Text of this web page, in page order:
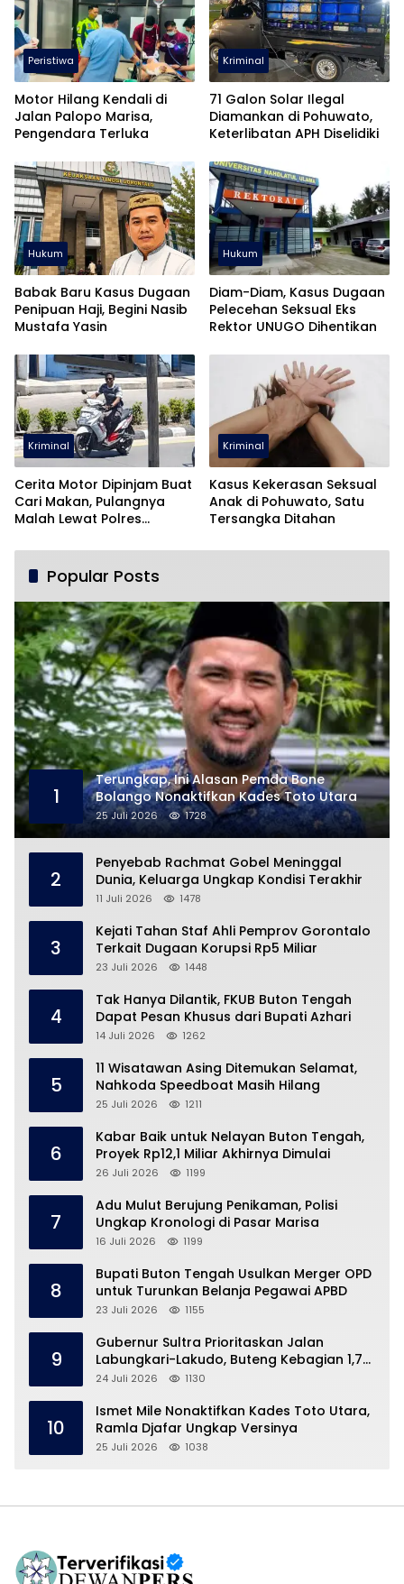
Peristiwa
Motor Hilang Kendali di
Jalan Palopo Marisa,
Pengendara Terluka
Kriminal
71 Galon Solar Ilegal
Diamankan di Pohuwato,
Keterlibatan APH Diselidiki
Hukum
Babak Baru Kasus Dugaan
Penipuan Haji, Begini Nasib
Mustafa Yasin
Hukum
Diam-Diam, Kasus Dugaan
Pelecehan Seksual Eks
Rektor UNUGO Dihentikan
Kriminal
Cerita Motor Dipinjam Buat
Cari Makan, Pulangnya
Malah Lewat Polres
Kriminal
Kasus Kekerasan Seksual
Anak di Pohuwato, Satu
Tersangka Ditahan
Popular Posts
1
Terungkap, Ini Alasan Pemda Bone
Bolango Nonaktifkan Kades Toto Utara
25 Juli 2026 1728
2
Penyebab Rachmat Gobel Meninggal
Dunia, Keluarga Ungkap Kondisi Terakhir
11 Juli 2026 1478
3
Kejati Tahan Staf Ahli Pemprov Gorontalo
Terkait Dugaan Korupsi Rp5 Miliar
23 Juli 2026 1448
4
Tak Hanya Dilantik, FKUB Buton Tengah
Dapat Pesan Khusus dari Bupati Azhari
14 Juli 2026 1262
5
11 Wisatawan Asing Ditemukan Selamat,
Nahkoda Speedboat Masih Hilang
25 Juli 2026 1211
6
Kabar Baik untuk Nelayan Buton Tengah,
Proyek Rp12,1 Miliar Akhirnya Dimulai
26 Juli 2026 1199
7
Adu Mulut Berujung Penikaman, Polisi
Ungkap Kronologi di Pasar Marisa
16 Juli 2026 1199
8
Bupati Buton Tengah Usulkan Merger OPD
untuk Turunkan Belanja Pegawai APBD
23 Juli 2026 1155
9
Gubernur Sultra Prioritaskan Jalan
Labungkari-Lakudo, Buteng Kebagian 1,7
Km
24 Juli 2026 1130
10
Ismet Mile Nonaktifkan Kades Toto Utara,
Ramla Djafar Ungkap Versinya
25 Juli 2026 1038